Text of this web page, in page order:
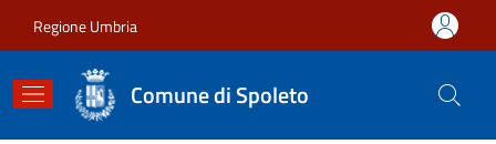
Regione Umbria
Comune di Spoleto